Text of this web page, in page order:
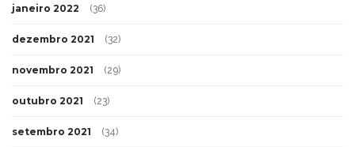
janeiro 2022 (36)
dezembro 2021 (32)
novembro 2021 (29)
outubro 2021 (23)
setembro 2021 (34)